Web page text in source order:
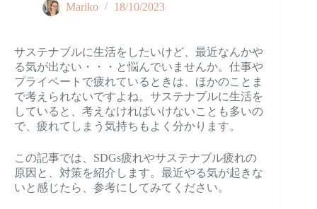
Mariko 18/10/2023
サステナブルに生活をしたいけど、最近なんかや
る気が出ない・・・と悩んでいませんか。仕事や
プライベートで疲れているときは、ほかのことま
で考えられないですよね。サステナブルに生活を
していると、考えなければいけないことも多いの
で、疲れてしまう気持ちもよく分かります。
この記事では、SDGs疲れやサステナブル疲れの
原因と、対策を紹介します。最近やる気が起きな
いと感じたら、参考にしてみてください。